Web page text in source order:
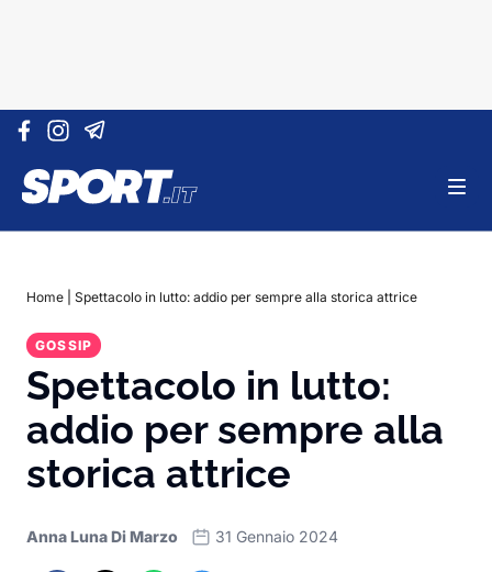
Vai al contenuto
Home Spettacolo in lutto: addio per sempre alla storica attrice
GOSSIP
Spettacolo in lutto:
addio per sempre alla
storica attrice
Anna Luna Di Marzo 31 Gennaio 2024